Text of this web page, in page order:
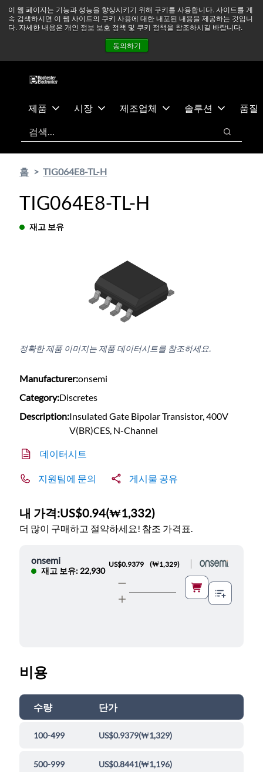
이 웹 페이지는 기능과 성능을 향상시키기 위해 쿠키를 사용합니다. 사이트를 계
속 검색하시면 이 웹 사이트의 쿠키 사용에 대한 내포된 내용을 제공하는 것입니
다. 자세한 내용은 개인 정보 보호 정책 및 쿠키 정책을 참조하시길 바랍니다.
동의하기
츠
건
중동 지역 상황을 지속적으로 주시하고 있으며, 모든 서비스는
정상적으로 운영되고 있습니다. 더 읽어보기 →
뉴스
문의하기
제품 시장 제조업체 솔루션
품질
검색
검색
홈 TIG064E8-TL-H
TIG064E8-TL-H
재고 보유
정확한 제품 이미지는 제품 데이터시트를 참조하세요.
Manufacturer:onsemi
Category:Discretes
Description:Insulated Gate Bipolar Transistor, 400V
V(BR)CES, N-Channel
데이터시트
지원팀에 문의 게시물 공유
내 가격:US$0.94(₩1,332)
더 많이 구매하고 절약하세요! 참조 가격표.
onsemi
재고 보유: 22,930
US$0.9379 (₩1,329)
비용
수량 단가
100-499 US$0.9379(₩1,329)
500-999 US$0.8441(₩1,196)